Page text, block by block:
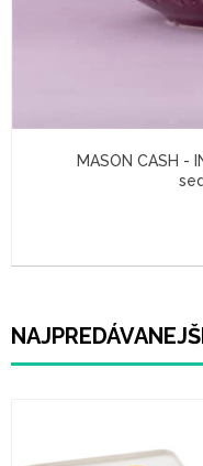
MASON CASH -